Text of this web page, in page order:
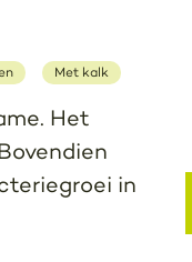
Met kalk
Het
in